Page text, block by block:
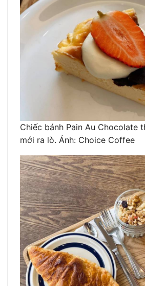
Chiếc bánh Pain Au Chocolate
mới ra lò. Ảnh: Choice Coffee